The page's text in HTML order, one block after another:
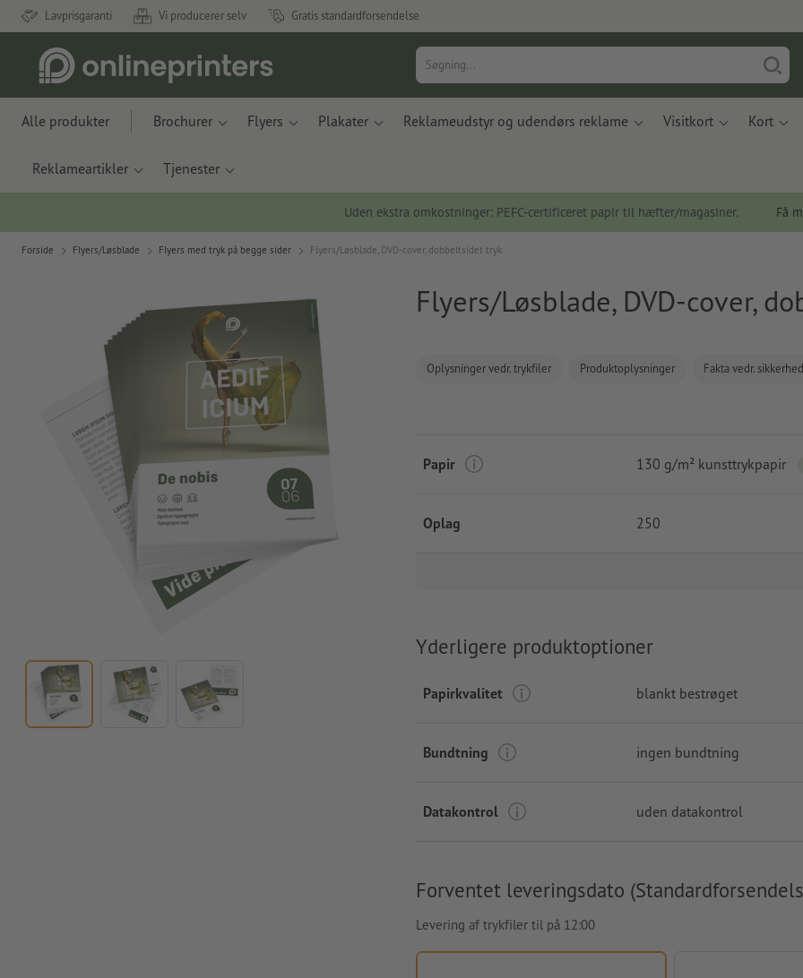
Lavprisgaranti Vi producerer selv Gratis standardforsendelse
Alle produkter Brochurer Flyers Plakater Reklameudstyr og udendørs reklame Visitkort Kort
Reklameartikler Tjenester
Uden ekstra omkostninger: PEFC-certificeret papir til hæfter/magasiner. Få
Forside Flyers/Løsblade Flyers med tryk på begge sider Flyers/Løsblade, DVD-cover, dobbeltsidet tryk
Flyers/Løsblade, DVD-cover,
Oplysninger vedr. trykfiler Produktoplysninger Fakta vedr.
Papir 130 g/m² kunsttrykpapir
Oplag 250
Yderligere produktoptioner
Papirkvalitet blankt bestrøget
Bundtning ingen bundtning
Datakontrol uden datakontrol
Forventet leveringsdato
Levering af trykfiler til på 12:00